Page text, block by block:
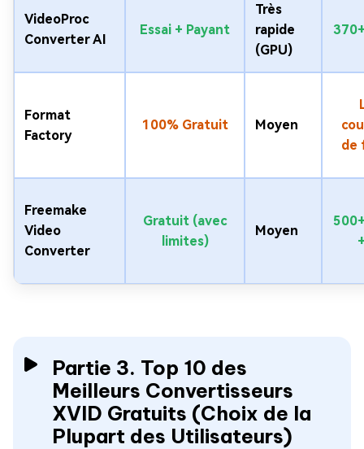
VideoProc
Converter AI
Essai + Payant
Très
rapide
(GPU)
Format
Factory
100% Gratuit Moyen
de
Freemake
Video
Converter
Gratuit (avec
limites)
Moyen
Partie 3. Top 10 des
Meilleurs Convertisseurs
XVID Gratuits (Choix de la
Plupart des Utilisateurs)